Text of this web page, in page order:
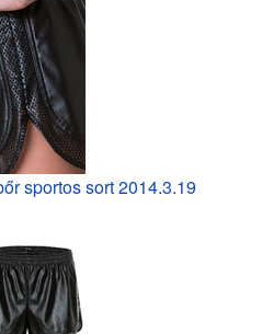
sportos sort 2014.3.19